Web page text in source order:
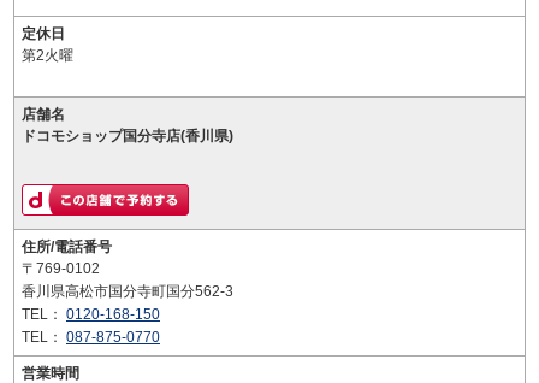
定休日
第2火曜
店舗名
ドコモショップ国分寺店(香川県)
住所/電話番号
〒769-0102
香川県高松市国分寺町国分562-3
TEL： 0120-168-150
TEL： 087-875-0770
営業時間